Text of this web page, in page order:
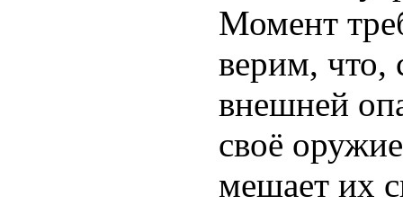
Момент
верим, что,
внешней
своё
мешает их